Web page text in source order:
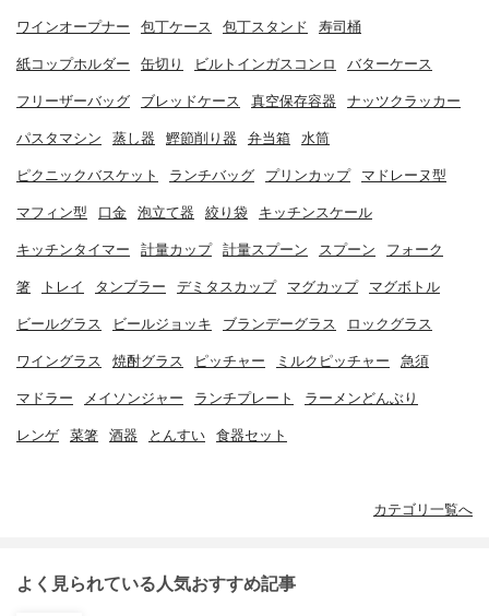
ワインオープナー 包丁ケース 包丁スタンド 寿司桶
紙コップホルダー 缶切り ビルトインガスコンロ バターケース
フリーザーバッグ ブレッドケース 真空保存容器 ナッツクラッカー
パスタマシン 蒸し器 鰹節削り器 弁当箱 水筒
ピクニックバスケット ランチバッグ プリンカップ マドレーヌ型
マフィン型 口金 泡立て器 絞り袋 キッチンスケール
キッチンタイマー 計量カップ 計量スプーン スプーン フォーク
箸 トレイ タンブラー デミタスカップ マグカップ マグボトル
ビールグラス ビールジョッキ ブランデーグラス ロックグラス
ワイングラス 焼酎グラス ピッチャー ミルクピッチャー 急須
マドラー メイソンジャー ランチプレート ラーメンどんぶり
レンゲ 菜箸 酒器 とんすい 食器セット
カテゴリ一覧へ
よく見られている人気おすすめ記事